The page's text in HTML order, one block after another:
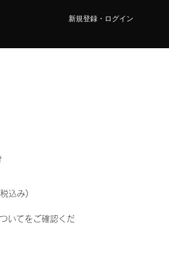
新規登録・ログイン
込み)
いてをご確認くだ